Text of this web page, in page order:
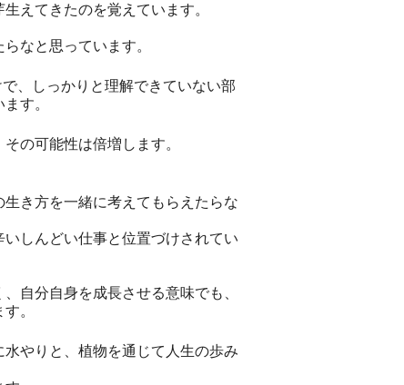
えてきたのを覚えています。
なと思っています。
、しっかりと理解できていない部
す。
の可能性は倍増します。
き方を一緒に考えてもらえたらな
しんどい仕事と位置づけされてい
自分自身を成長させる意味でも、
。
やりと、植物を通じて人生の歩み